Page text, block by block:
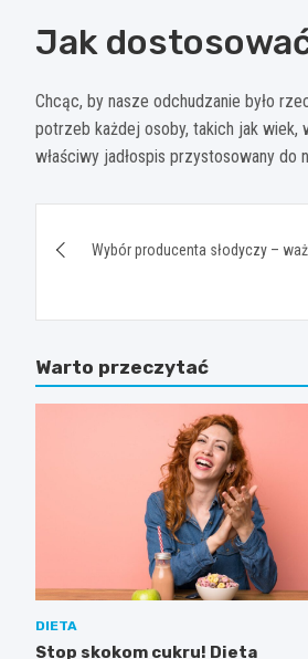
Jak
Chcąc, by nasze odchudzanie było
potrzeb każdej osoby, takich jak
właściwy jadłospis przystosowany
wpisu
Wybór producenta słodyczy –
Warto przeczytać
DIETA
Stop skokom cukru! Dieta